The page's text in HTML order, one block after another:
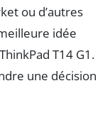
ou d’autres
idée
T14 G1.
une décision